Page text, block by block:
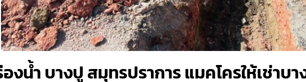
งน้ำ บางปู สมุทรปราการ แมคโครให้เช่าบ